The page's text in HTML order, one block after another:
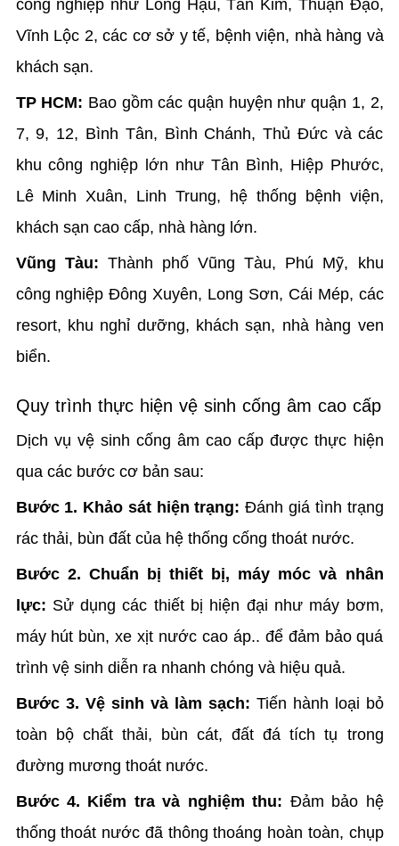
công nghiệp như Long Hậu, Tân Kim, Thuận Đạo,
Vĩnh Lộc 2, các cơ sở y tế, bệnh viện, nhà hàng và
khách sạn.
TP HCM: Bao gồm các quận huyện như quận 1, 2,
7, 9, 12, Bình Tân, Bình Chánh, Thủ Đức và các
khu công nghiệp lớn như Tân Bình, Hiệp Phước,
Lê Minh Xuân, Linh Trung, hệ thống bệnh viện,
khách sạn cao cấp, nhà hàng lớn.
Vũng Tàu: Thành phố Vũng Tàu, Phú Mỹ, khu
công nghiệp Đông Xuyên, Long Sơn, Cái Mép, các
resort, khu nghỉ dưỡng, khách sạn, nhà hàng ven
biển.
Quy trình thực hiện vệ sinh cống âm cao cấp
Dịch vụ vệ sinh cống âm cao cấp được thực hiện
qua các bước cơ bản sau:
Bước 1. Khảo sát hiện trạng:Đánh giá tình trạng
rác thải, bùn đất của hệ thống cống thoát nước.
Bước 2. Chuẩn bị thiết bị, máy móc và nhân
lực: Sử dụng các thiết bị hiện đại như máy bơm,
máy hút bùn, xe xịt nước cao áp.. để đảm bảo quá
trình vệ sinh diễn ra nhanh chóng và hiệu quả.
Bước 3. Vệ sinh và làm sạch: Tiến hành loại bỏ
toàn bộ chất thải, bùn cát, đất đá tích tụ trong
đường mương thoát nước.
Bước 4. Kiểm tra và nghiệm thu: Đảm bảo hệ
thống thoát nước đã thông thoáng hoàn toàn, chụp